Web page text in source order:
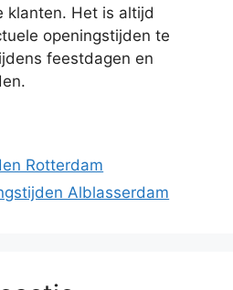
klanten. Het is altijd
openingstijden te
feestdagen en
Rotterdam
Alblasserdam